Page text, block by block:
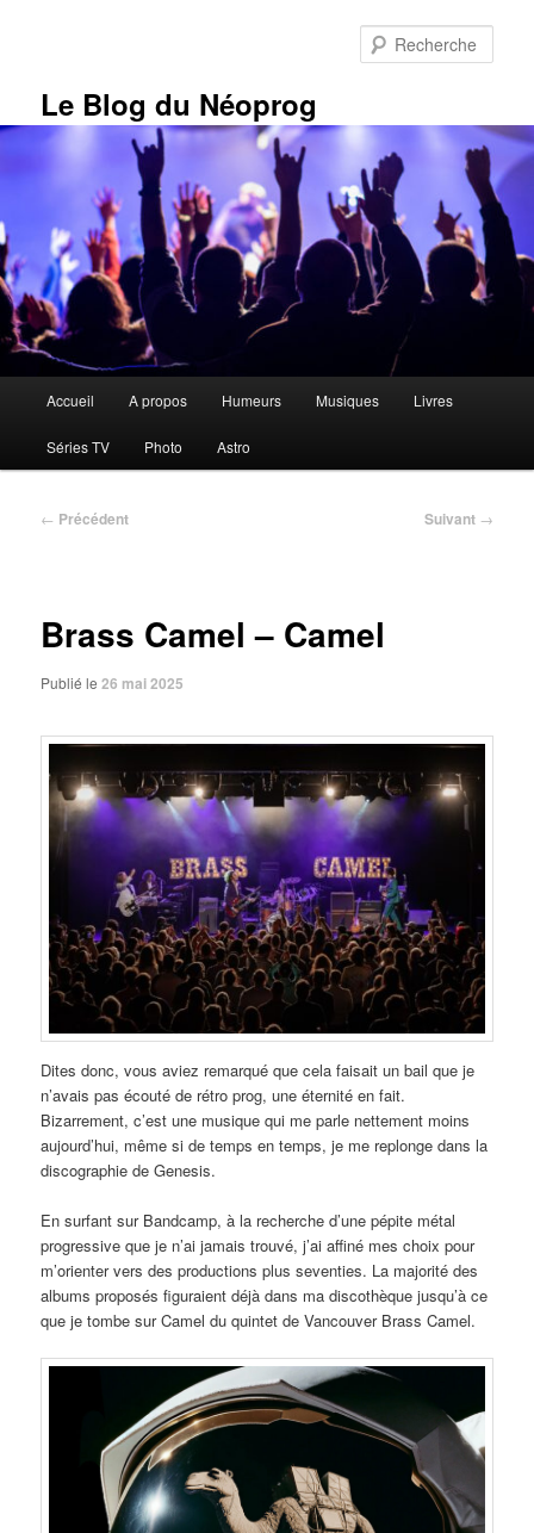
Le Blog du Néoprog
Accueil A propos Humeurs Musiques Livres
Séries TV Photo Astro
Navigation
← Précédent Suivant →
Brass Camel – Camel
Publié le26 mai 2025
Dites donc, vous aviez remarqué que cela faisait un bail que je
n’avais pas écouté de rétro prog, une éternité en fait.
Bizarrement, c’est une musique qui me parle nettement moins
aujourd’hui, même si de temps en temps, je me replonge dans la
discographie de Genesis.
En surfant sur Bandcamp, à la recherche d’une pépite métal
progressive que je n’ai jamais trouvé, j’ai affiné mes choix pour
m’orienter vers des productions plus seventies. La majorité des
albums proposés figuraient déjà dans ma discothèque jusqu’à ce
que je tombe sur Camel du quintet de Vancouver Brass Camel.